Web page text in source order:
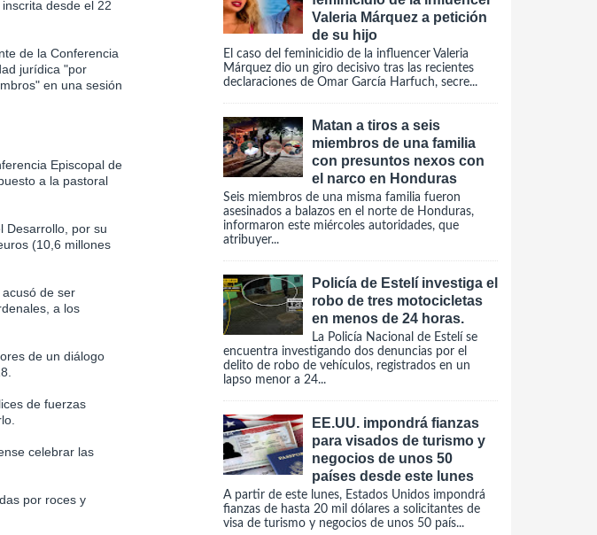
desde el 22
de la Conferencia
jurídica "por
en una sesión
Episcopal de
a la pastoral
Desarrollo, por su
(10,6 millones
de ser
a los
de un diálogo
de fuerzas
celebrar las
por roces y
Valeria Márquez a petición
de su hijo
El caso del feminicidio de la influencer Valeria
Márquez dio un giro decisivo tras las recientes
declaraciones de Omar García Harfuch, secre...
Matan a tiros a seis
miembros de una familia
con presuntos nexos con
el narco en Honduras
Seis miembros de una misma familia fueron
asesinados a balazos en el norte de Honduras,
informaron este miércoles autoridades, que
atribuyer...
Policía de Estelí investiga el
robo de tres motocicletas
en menos de 24 horas.
La Policía Nacional de Estelí se
encuentra investigando dos denuncias por el
delito de robo de vehículos, registrados en un
lapso menor a 24...
EE.UU. impondrá fianzas
para visados de turismo y
negocios de unos 50
países desde este lunes
A partir de este lunes, Estados Unidos impondrá
fianzas de hasta 20 mil dólares a solicitantes de
visa de turismo y negocios de unos 50 país...